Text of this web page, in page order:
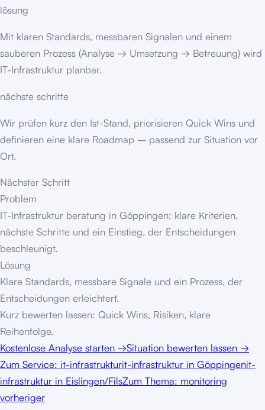
lösung
Mit klaren Standards, messbaren Signalen und einem
sauberen Prozess (Analyse → Umsetzung → Betreuung) wird
IT-Infrastruktur planbar.
nächste schritte
Wir prüfen kurz den Ist-Stand, priorisieren Quick Wins und
definieren eine klare Roadmap – passend zur Situation vor
Ort.
Nächster Schritt
Problem
IT-Infrastruktur beratung in Göppingen: klare Kriterien,
nächste Schritte und ein Einstieg, der Entscheidungen
beschleunigt.
Lösung
Klare Standards, messbare Signale und ein Prozess, der
Entscheidungen erleichtert.
Kurz bewerten lassen: Quick Wins, Risiken, klare
Reihenfolge.
Kostenlose Analyse starten →Situation bewerten lassen →
Zum Service: it-infrastrukturit-infrastruktur in Göppingenit-
infrastruktur in Eislingen/FilsZum Thema: monitoring
vorheriger